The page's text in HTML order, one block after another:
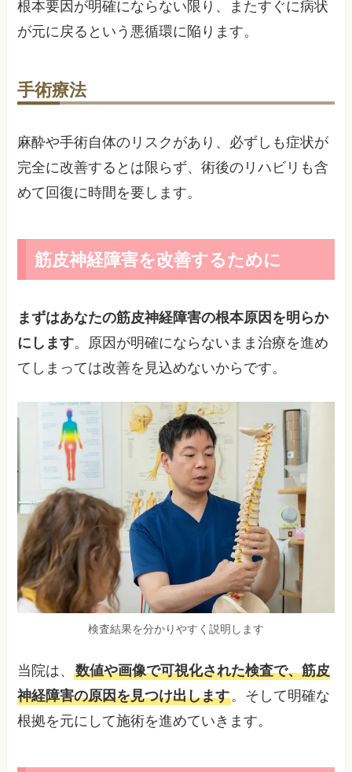
根本要因が明確にならない限り、またすぐに病状
が元に戻るという悪循環に陥ります。
手術療法
麻酔や手術自体のリスクがあり、必ずしも症状が
完全に改善するとは限らず、術後のリハビリも含
めて回復に時間を要します。
筋皮神経障害を改善するために
まずはあなたの筋皮神経障害の根本原因を明らか
にします。原因が明確にならないまま治療を進め
てしまっては改善を見込めないからです。
検査結果を分かりやすく説明します
当院は、数値や画像で可視化された検査で、筋皮
神経障害の原因を見つけ出します。そして明確な
根拠を元にして施術を進めていきます。